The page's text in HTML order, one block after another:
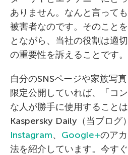
ありません。なんと言って
被害者なのです。そのこと
とながら、当社の役割は適
の重要性を訴えることです。
自分のSNSページや家族写
限定公開していれば、「コ
な人が勝手に使用することは
Kaspersky Daily（当ブログ
Instagram、 Google+のア
法を紹介しています。今す